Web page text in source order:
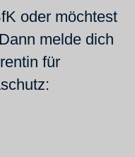
oder möchtest
melde dich
für